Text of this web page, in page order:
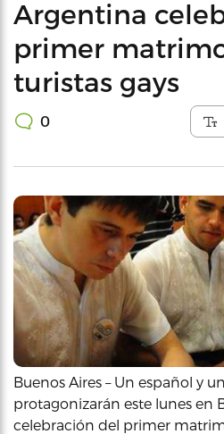
Argentina
primer
turistas gays
0
Buenos Aires – Un español y
protagonizarán este lunes en
celebración del primer